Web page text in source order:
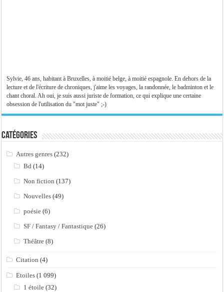
Sylvie, 46 ans, habitant à Bruxelles, à moitié belge, à moitié espagnole. En dehors de la
lecture et de l'écriture de chroniques, j'aime les voyages, la randonnée, le badminton et le
chant choral. Ah oui, je suis aussi juriste de formation, ce qui explique une certaine
obsession de l'utilisation du "mot juste" ;-)
Catégories
Autres genres (232)
Bd (14)
Non fiction (137)
Nouvelles (49)
poésie (6)
SF / Fantasy / Fantastique (26)
Théâtre (8)
Citation (4)
Etoiles (1 099)
1 étoile (32)